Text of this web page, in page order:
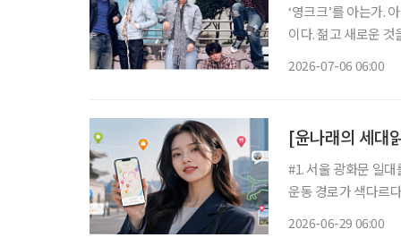
‘영크크’를 아는가.
이다. 젊고 새로운
2026-07-06 06:00
[윤나래의 세대
#1. 서울 광화문 일
운동 경로가 색다르
2026-06-29 06:00